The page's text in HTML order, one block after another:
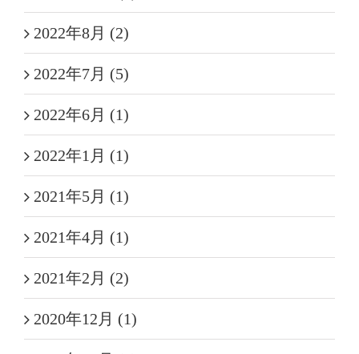
2022年8月 (2)
2022年7月 (5)
2022年6月 (1)
2022年1月 (1)
2021年5月 (1)
2021年4月 (1)
2021年2月 (2)
2020年12月 (1)